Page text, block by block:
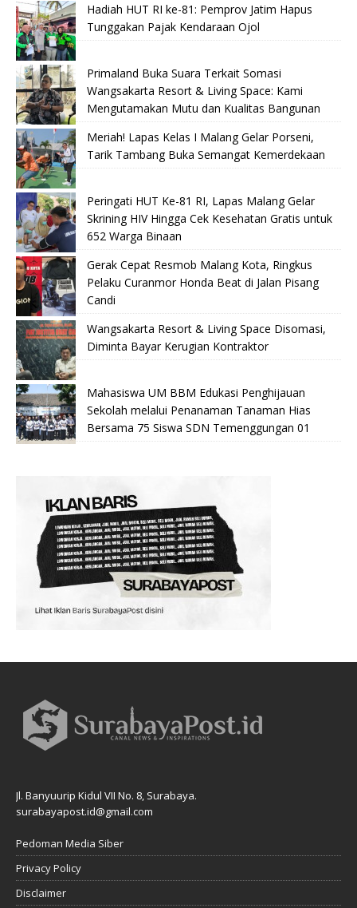
Hadiah HUT RI ke-81: Pemprov Jatim Hapus
Tunggakan Pajak Kendaraan Ojol
Primaland Buka Suara Terkait Somasi
Wangsakarta Resort & Living Space: Kami
Mengutamakan Mutu dan Kualitas Bangunan
Meriah! Lapas Kelas I Malang Gelar Porseni,
Tarik Tambang Buka Semangat Kemerdekaan
Peringati HUT Ke-81 RI, Lapas Malang Gelar
Skrining HIV Hingga Cek Kesehatan Gratis untuk
652 Warga Binaan
Gerak Cepat Resmob Malang Kota, Ringkus
Pelaku Curanmor Honda Beat di Jalan Pisang
Candi
Wangsakarta Resort & Living Space Disomasi,
Diminta Bayar Kerugian Kontraktor
Mahasiswa UM BBM Edukasi Penghijauan
Sekolah melalui Penanaman Tanaman Hias
Bersama 75 Siswa SDN Temenggungan 01
Jl. Banyuurip Kidul VII No. 8, Surabaya.
surabayapost.id@gmail.com
Pedoman Media Siber
Privacy Policy
Disclaimer